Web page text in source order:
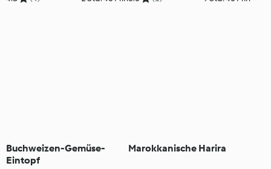
Buchweizen-Gemüse-
Eintopf
Marokkanische Harira